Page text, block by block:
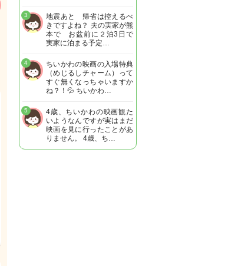
地震あと 帰省は控えるべ
きですよね？ 夫の実家が熊
本で お盆前に２泊3日で
実家に泊まる予定…
3
ちいかわの映画の入場特典
（めじるしチャーム）って
すぐ無くなっちゃいますか
ね？！💦 ちいかわ…
4
4歳、ちいかわの映画観た
いようなんですが実はまだ
映画を見に行ったことがあ
りません。 4歳、ち…
5